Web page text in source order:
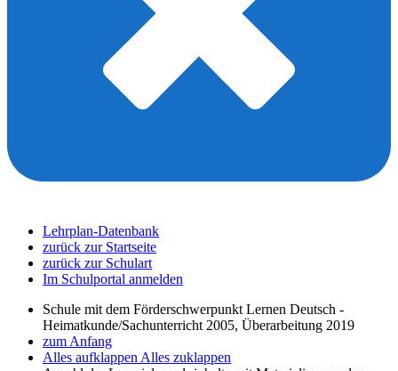
Lehrplan-Datenbank
zurück zur Startseite
zurück zur Schulart
Im Schulportal anmelden
Schule mit dem Förderschwerpunkt Lernen Deutsch -
Heimatkunde/Sachunterricht 2005, Überarbeitung 2019
zum Anfang
Alles aufklappen Alles zuklappen